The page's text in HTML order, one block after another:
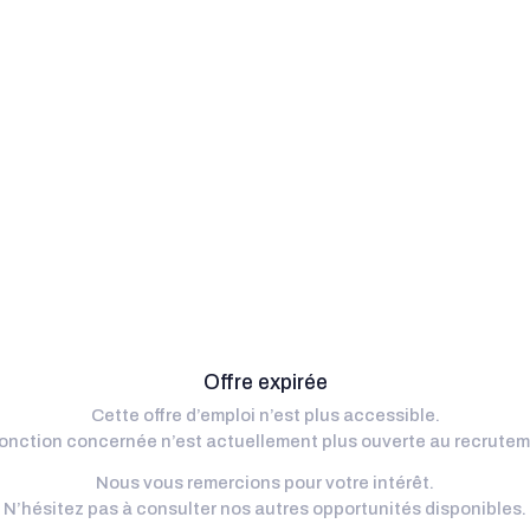
Offre expirée
Cette offre d’emploi n’est plus accessible.
concernée n’est actuellement plus ouverte au
Nous vous remercions pour votre intérêt.
N’hésitez pas à consulter nos autres opportunités disponibles.